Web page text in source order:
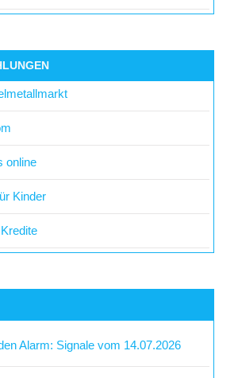
online
Kinder
Alarm: Signale vom 14.07.2026